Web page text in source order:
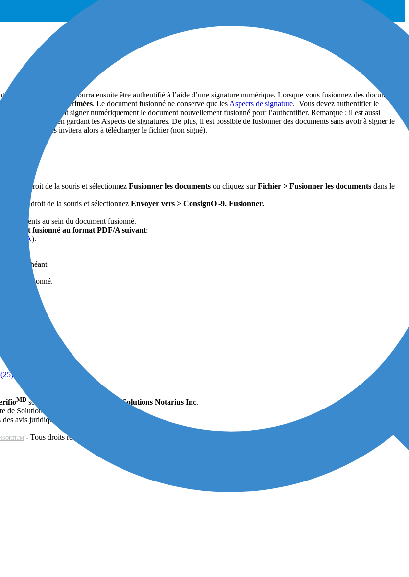
(ou PDF/A) qui pourra ensuite être authentifié à l’aide d’une signature numérique. Lorsque vous fusionnez des documents
sont supprimées. Le document fusionné ne conserve que les Aspects de signature. Vous devez authentifier le
originaux doivent signer numériquement le document nouvellement fusionné pour l’authentifier. Remarque : il est aussi
signature, tout en gardant les Aspects de signatures. De plus, il est possible de fusionner des documents sans avoir à signer le
ConsignO vous invitera alors à télécharger le fichier (non signé).
bouton droit de la souris et sélectionnez Fusionner les documents ou cliquez surFichier > Fusionner les documents dans le
bouton droit de la souris et sélectionnez Envoyer vers > ConsignO -9. Fusionner.
documents au sein du document fusionné.
fusionné au format PDF/A suivant:
PDF/A).
le cas échéant.
fusionné.
(25)
MD sont des marques déposées deSolutions Notarius Inc.
de Solutions Notarius Inc., est interdite.
avis juridiques.
- Tous droits réservés © 2026